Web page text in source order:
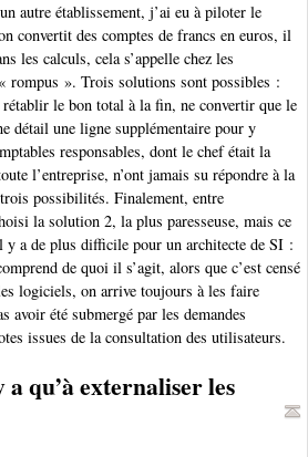
autre établissement, j’ai eu à piloter le
convertit des comptes de francs en euros, il
les calculs, cela s’appelle chez les
rompus ». Trois solutions sont possibles :
le bon total à la fin, ne convertir que le
détail une ligne supplémentaire pour y
responsables, dont le chef était la
l’entreprise, n’ont jamais su répondre à la
possibilités. Finalement, entre
la solution 2, la plus paresseuse, mais ce
y a de plus difficile pour un architecte de SI :
de quoi il s’agit, alors que c’est censé
logiciels, on arrive toujours à les faire
avoir été submergé par les demandes
issues de la consultation des utilisateurs.
qu’à externaliser les